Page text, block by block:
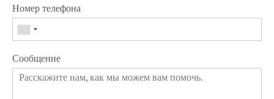
Номер телефона
Сообщение